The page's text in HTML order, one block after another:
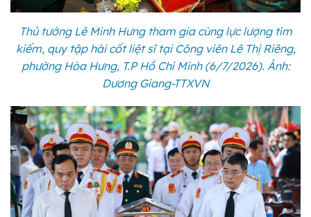
Thủ tướng Lê Minh Hưng tham gia cùng lực lượng tìm
kiếm, quy tập hài cốt liệt sĩ tại Công viên Lê Thị Riêng,
phường Hòa Hưng, T.P Hồ Chí Minh (6/7/2026). Ảnh:
Dương Giang-TTXVN